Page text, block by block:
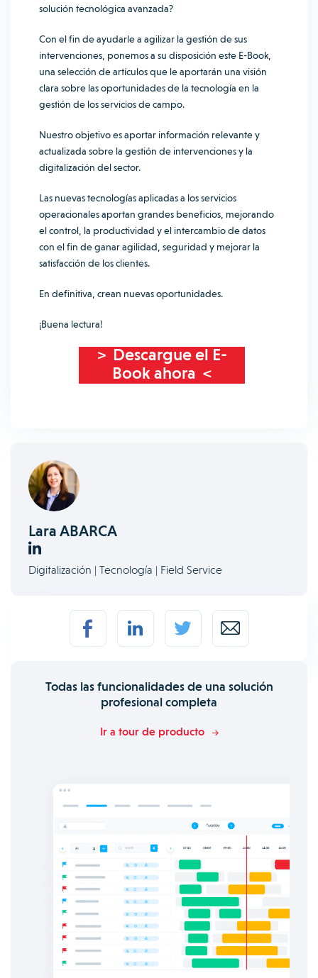
solución tecnológica avanzada?
Con el fin de ayudarle a agilizar la gestión de sus
intervenciones, ponemos a su disposición este E-Book,
una selección de artículos que le aportarán una visión
clara sobre las oportunidades de la tecnología en la
gestión de los servicios de campo.
Nuestro objetivo es aportar información relevante y
actualizada sobre la gestión de intervenciones y la
digitalización del sector.
Las nuevas tecnologías aplicadas a los servicios
operacionales aportan grandes beneficios, mejorando
el control, la productividad y el intercambio de datos
con el fin de ganar agilidad, seguridad y mejorar la
satisfacción de los clientes.
En definitiva, crean nuevas oportunidades.
¡Buena lectura!
> Descargue el E-
Book ahora <
Lara ABARCA
Digitalización | Tecnología | Field Service
Todas las funcionalidades de una solución
profesional completa
Ir a tour de producto